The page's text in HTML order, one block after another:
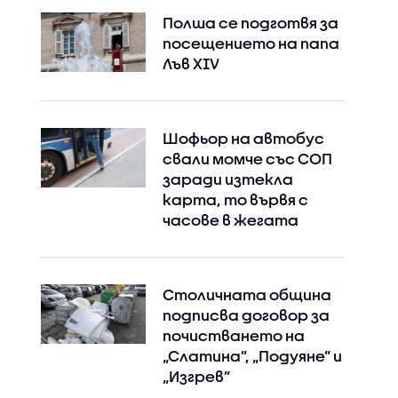
Полша се подготвя за
посещението на папа
Лъв XIV
Шофьор на автобус
свали момче със СОП
заради изтекла
карта, то вървя с
часове в жегата
Столичната община
подписва договор за
почистването на
„Слатина”, „Подуяне” и
„Изгрев”